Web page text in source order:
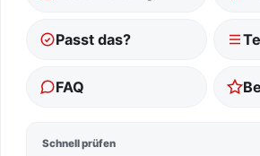
Passt das?
FAQ
Schnell prüfen